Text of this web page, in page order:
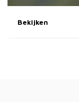
Bekijken